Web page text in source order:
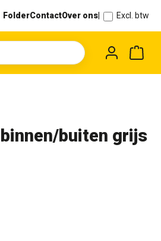
FolderContactOver ons Excl. btw
buiten grijs